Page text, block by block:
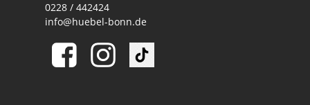
0228 / 442424
info@huebel-bonn.de